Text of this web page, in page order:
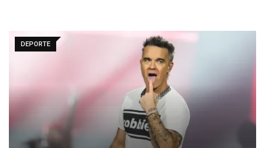
DEPORTE